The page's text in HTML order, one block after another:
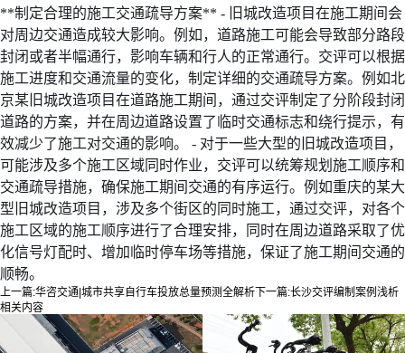
**制定合理的施工交通疏导方案** - 旧城改造项目在施工期间会
对周边交通造成较大影响。例如，道路施工可能会导致部分路段
封闭或者半幅通行，影响车辆和行人的正常通行。交评可以根据
施工进度和交通流量的变化，制定详细的交通疏导方案。例如北
京某旧城改造项目在道路施工期间，通过交评制定了分阶段封闭
道路的方案，并在周边道路设置了临时交通标志和绕行提示，有
效减少了施工对交通的影响。 - 对于一些大型的旧城改造项目，
可能涉及多个施工区域同时作业，交评可以统筹规划施工顺序和
交通疏导措施，确保施工期间交通的有序运行。例如重庆的某大
型旧城改造项目，涉及多个街区的同时施工，通过交评，对各个
施工区域的施工顺序进行了合理安排，同时在周边道路采取了优
化信号灯配时、增加临时停车场等措施，保证了施工期间交通的
顺畅。
上一篇:华咨交通|城市共享自行车投放总量预测全解析下一篇:长沙交评编制案例浅析
相关内容